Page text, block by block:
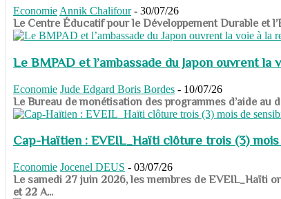
Economie Annik Chalifour - 30/07/26
​​​​​​​Le Centre Éducatif pour le Développement Durable et
Le BMPAD et l’ambassade du Japon ouvrent
Economie Jude Edgard Boris Bordes - 10/07/26
​​​​​​​Le Bureau de monétisation des programmes d’aide au
Cap-Haïtien : EVEIL_Haïti clôture trois (3)
Economie Jocenel DEUS - 03/07/26
Le samedi 27 juin 2026, les membres de EVEIL_Haïti
et 22 A...